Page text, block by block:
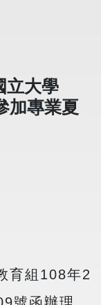
立大學
加專業夏
育組108年2